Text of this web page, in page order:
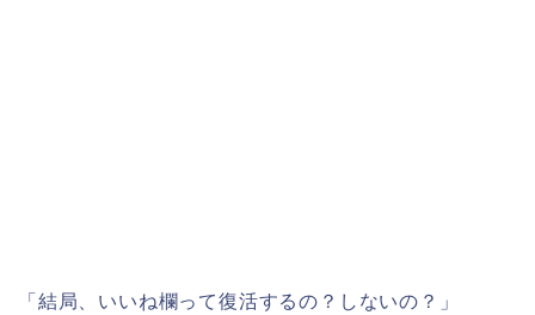
「結局、いいね欄って復活するの？しないの？」